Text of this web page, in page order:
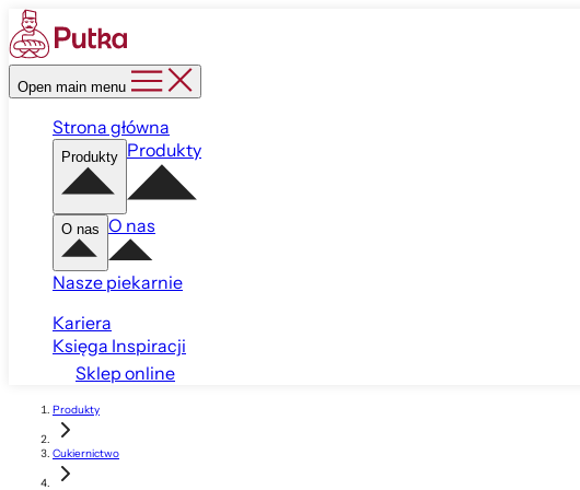
Open main menu
Strona główna
Produkty Produkty
O nas O nas
Nasze piekarnie
Kariera
Księga Inspiracji
Sklep online
Produkty
Cukiernictwo